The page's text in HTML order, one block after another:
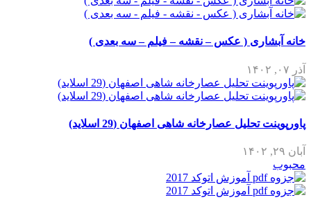
خانه آبشاری ( عکس – نقشه – فیلم – سه بعدی )
آذر ۰۷, ۱۴۰۲
پاورپوینت تحلیل عصارخانه شاهی اصفهان (29 اسلاید)
آبان ۲۹, ۱۴۰۲
محبوب